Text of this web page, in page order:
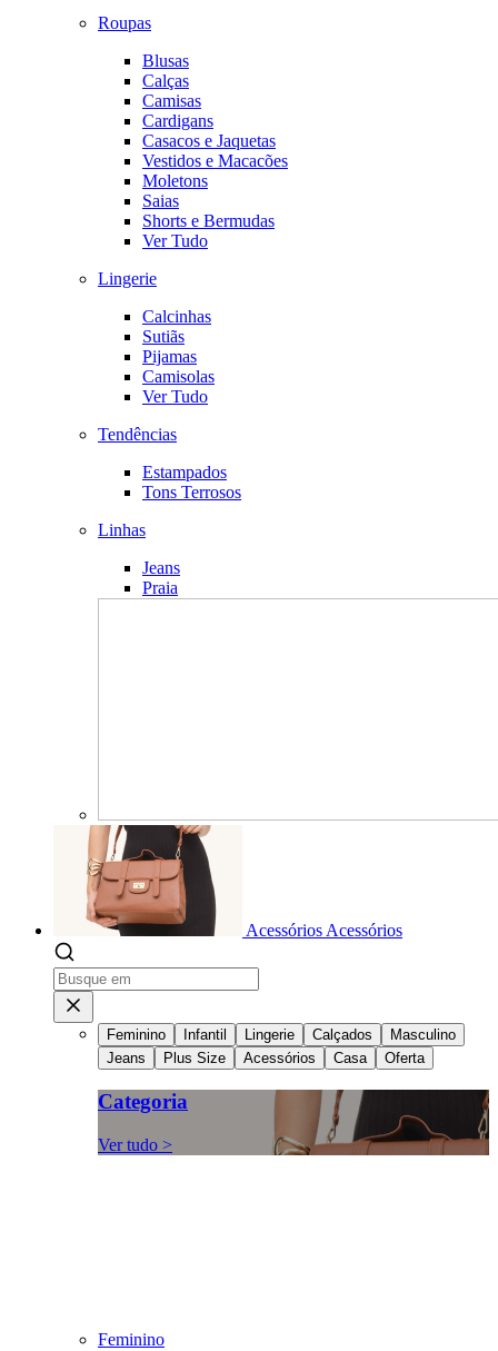
Roupas
Blusas
Calças
Camisas
Cardigans
Casacos e Jaquetas
Vestidos e Macacões
Moletons
Saias
Shorts e Bermudas
Ver Tudo
Lingerie
Calcinhas
Sutiãs
Pijamas
Camisolas
Ver Tudo
Tendências
Estampados
Tons Terrosos
Linhas
Jeans
Praia
Acessórios Acessórios
Feminino Infantil Lingerie Calçados
Masculino
Jeans
Plus Size Acessórios Casa Oferta
Categoria
Ver tudo >
Feminino